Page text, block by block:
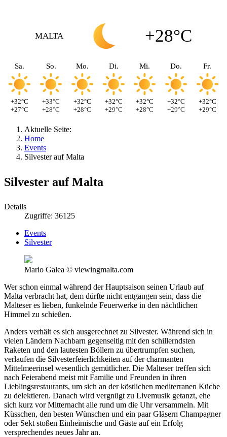
MALTA +28°C
Sa.
+32°C
+27°C
So.
+33°C
+28°C
Mo.
+32°C
+28°C
Di.
+32°C
+29°C
Mi.
+32°C
+28°C
Do.
+32°C
+29°C
Fr.
+32°C
+29°C
Aktuelle Seite:
Home
Events
Silvester auf Malta
Silvester auf Malta
Details
Zugriffe: 36125
Events
Silvester
Mario Galea © viewingmalta.com
Wer schon einmal während der Hauptsaison seinen Urlaub auf
Malta verbracht hat, dem dürfte nicht entgangen sein, dass die
Malteser es lieben, funkelnde Feuerwerke in den nächtlichen
Himmel zu schießen.
Anders verhält es sich ausgerechnet zu Silvester. Während sich in
vielen Ländern Nachbarn gegenseitig mit den schillerndsten
Raketen und den lautesten Böllern zu übertrumpfen suchen,
verlaufen die Silvesterfeierlichkeiten auf der charmanten
Mittelmeerinsel wesentlich gemütlicher. Die Malteser treffen sich
nach Feierabend meist mit Familie und Freunden in ihren
Lieblingsrestaurants, um sich an der köstlichen mediterranen Küche
zu delektieren. Danach wird vergnügt zu Livemusik getanzt, ehe
sich kurz vor Mitternacht alle rund um die Uhr versammeln. Mit
Küsschen, den besten Wünschen und ein paar Gläsern Champagner
oder Sekt stoßen Einheimische und Gäste auf ein Erfolg
versprechendes neues Jahr an.